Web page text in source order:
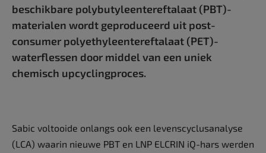
beschikbare polybutyleenterefta­laat (PBT)-
materialen wordt geproduceerd uit post-
consumer polyethyleentereftalaat (PET)-
waterflessen door middel van een uniek
chemisch upcyclingproces.
Sabic voltooide onlangs ook een levenscyclusanalyse
(LCA) waarin nieuwe PBT en LNP ELCRIN iQ-hars werden